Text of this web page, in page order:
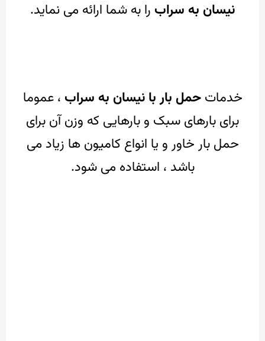
نیسان به سراب را به شما ارائه می نماید.
خدماتحمل بار با نیسان به سراب ، عموما
برای بارهای سبک و بارهایی که وزن آن برای
حمل بار خاور و یا انواع کامیون ها زیاد می
باشد ، استفاده می شود.